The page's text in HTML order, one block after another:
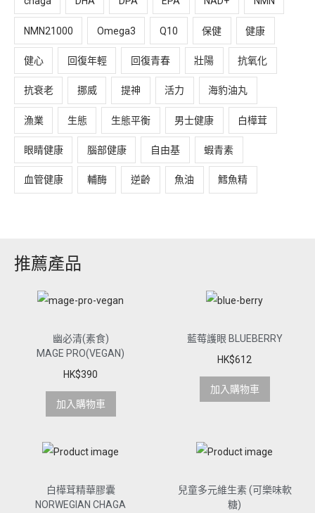
NMN21000 Omega3 Q10 保健 健康
健心 回復年輕 回復青春 壯陽 抗氧化
抗衰老 挪威 提神 活力 海豹油丸
漁業 生態 生態平衡 男士健康 白樺茸
眼睛健康 腦部健康 自由基 蝦青素
血管健康 輔酶 逆齡 魚油 鱈魚精
推薦產品
幽必清(素食)
MAGE PRO(VEGAN)
HK$390
加入購物車
藍莓護眼 BLUEBERRY
HK$612
加入購物車
白樺茸精華膠囊
NORWEGIAN CHAGA
兒童多元維生素 (可樂味軟
糖)